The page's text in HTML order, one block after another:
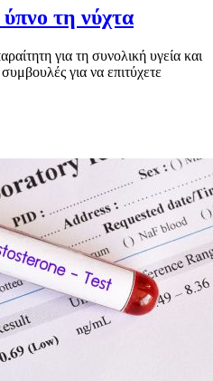
τη νύχτα
για τη συνολική υγεία και
για να επιτύχετε